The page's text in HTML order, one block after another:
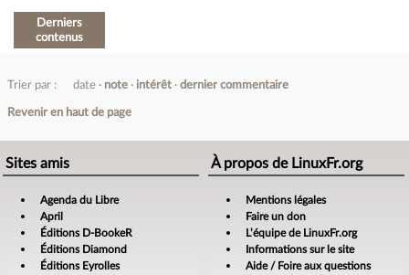
Derniers
contenus
Trier par : date note intérêt dernier commentaire
Revenir en haut de page
Sites amis
Agenda du Libre
April
Éditions D-BookeR
Éditions Diamond
Éditions Eyrolles
À propos de LinuxFr.org
Mentions légales
Faire un don
L’équipe de LinuxFr.org
Informations sur le site
Aide / Foire aux questions